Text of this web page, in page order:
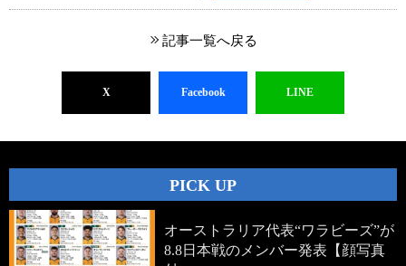
記事一覧へ戻る
X Facebook LINE
PICK UP
オーストラリア代表“ワラビーズ”が
8.8日本戦のメンバー発表【顔写真